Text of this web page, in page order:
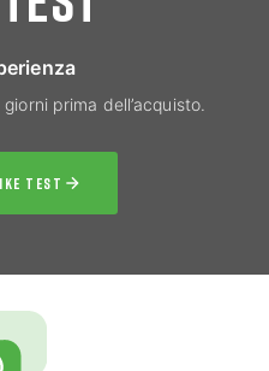
prima dell’acquisto.
TEST